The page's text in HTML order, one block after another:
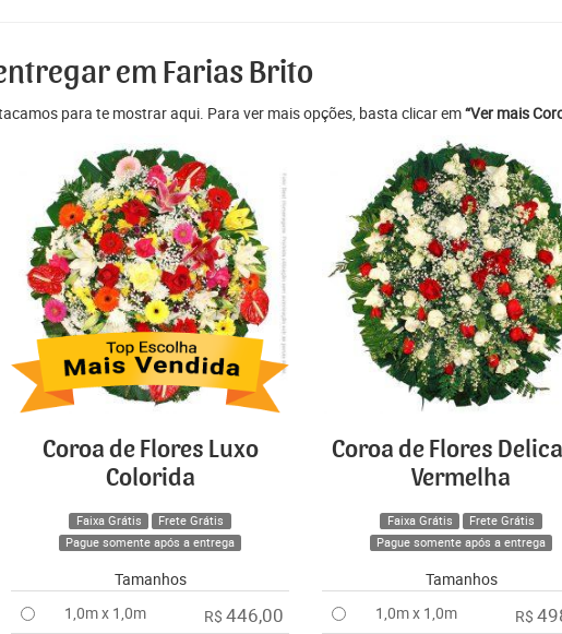
em Farias Brito
para te mostrar aqui. Para ver mais opções, basta clicar em“Ver mais
Coroa de Flores Luxo
Colorida
Faixa Grátis
Frete Grátis
Pague somente após a entrega
Tamanhos
1,0m x 1,0m
R$ 446,00
Coroa de Flores
Vermelha
Faixa Grátis
Frete Grátis
Pague somente após a entrega
Tamanhos
1,0m x 1,0m
R$